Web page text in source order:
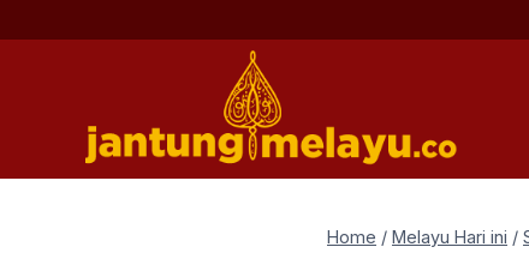
to
Home / Melayu Hari ini /